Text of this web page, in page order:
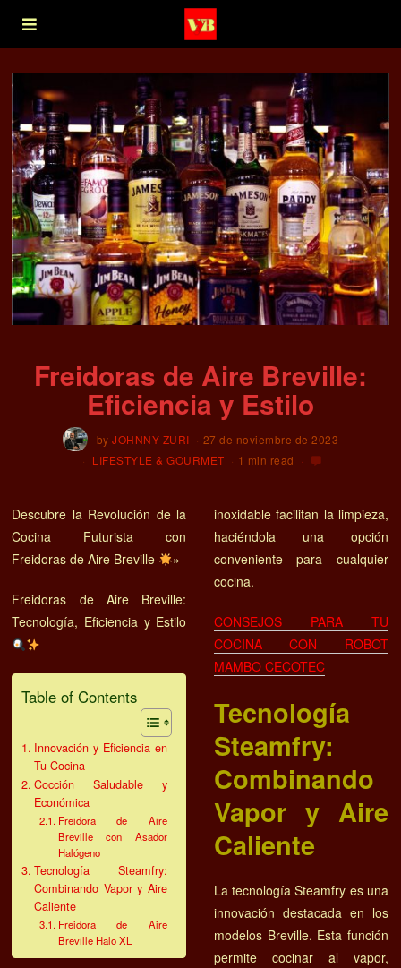
Freidoras de Aire Breville:
Eficiencia y Estilo
byJOHNNY ZURI
27 de noviembre de 2023
LIFESTYLE & GOURMET
1 min read
Descubre la Revolución de la
Cocina Futurista con
Freidoras de Aire Breville
»
Freidoras de Aire Breville:
Table of Contents
Innovación y Eficiencia en
Tu Cocina
Cocción Saludable y
Económica
Freidora de Aire
Breville con Asador
Halógeno
Tecnología Steamfry:
Combinando Vapor y Aire
Caliente
Freidora de Aire
Breville Halo XL
inoxidable facilitan la limpieza,
haciéndola una opción
conveniente para cualquier
cocina.
CONSEJOS PARA TU
COCINA CON ROBOT
MAMBO CECOTEC
Tecnología
Steamfry:
Combinando
Vapor y Aire
Caliente
La tecnología Steamfry es una
innovación destacada en los
modelos Breville. Esta función
permite cocinar al vapor,